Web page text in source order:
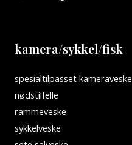
kamera/sykkel/fisk
spesialtilpasset kameraveske
nødstilfelle
rammeveske
sykkelveske